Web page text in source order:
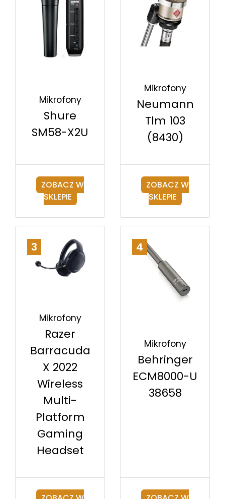
Mikrofony
Shure
SM58-X2U
ZOBACZ W
SKLEPIE
Mikrofony
Neumann
Tlm 103
(8430)
ZOBACZ W
SKLEPIE
3
Mikrofony
Razer
Barracuda
X 2022
Wireless
Multi-
Platform
Gaming
Headset
4
Mikrofony
Behringer
ECM8000-U
38658